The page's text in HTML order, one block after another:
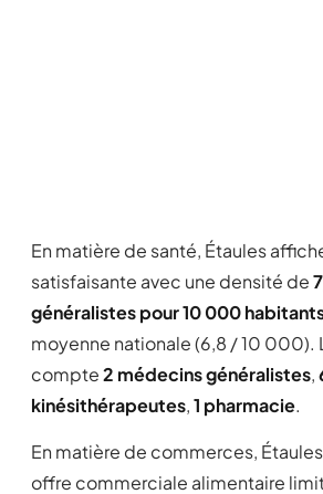
En matière de santé, Étaules
satisfaisante avec une densité de
généralistes pour 10 000
moyenne nationale (6,8 / 10 000).
compte2 médecins généralistes,
kinésithérapeutes,1 pharmacie.
En matière de commerces,
offre commerciale alimentaire